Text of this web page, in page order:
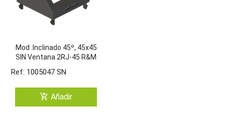
Mod .Inclinado 45º, 45x45
SIN Ventana 2RJ-45 R&M
Ref: 1005047 SN
add_shopping_cart Añadir